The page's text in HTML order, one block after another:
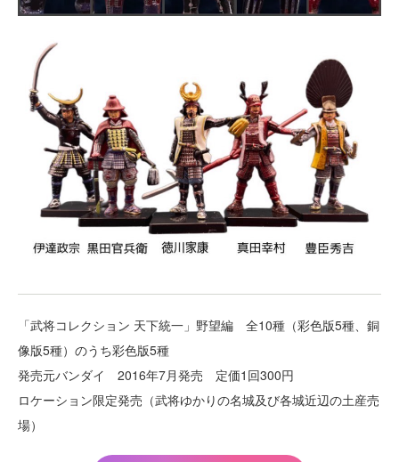
「武将コレクション 天下統一」野望編 全10種（彩色版5種、銅
像版5種）のうち彩色版5種
発売元バンダイ 2016年7月発売 定価1回300円
ロケーション限定発売（武将ゆかりの名城及び各城近辺の土産売
場）